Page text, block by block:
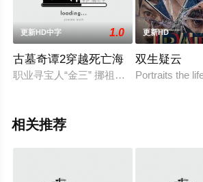
更新HD中字 1.0
古墓奇谭2穿越死亡海
职业寻宝人“金三” 挪祖坟时在太爷爷金
更新HD
双生疑云
Portraits the
相关推荐